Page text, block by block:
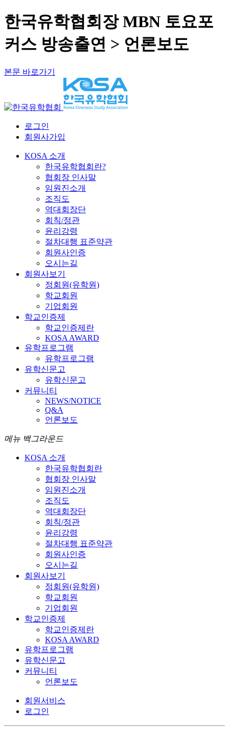
한국유학협회장 MBN 토요포
커스 방송출연 > 언론보도
본문 바로가기
로그인
회원사가입
KOSA 소개
한국유학협회란?
협회장 인사말
임원진소개
조직도
역대회장단
회칙/정관
윤리강령
절차대행 표준약관
회원사인증
오시는길
회원사보기
정회원(유학원)
학교회원
기업회원
학교인증제
학교인증제란
KOSA AWARD
유학프로그램
유학프로그램
유학신문고
유학신문고
커뮤니티
NEWS/NOTICE
Q&A
언론보도
메뉴 백그라운드
KOSA 소개
한국유학협회란
협회장 인사말
임원진소개
조직도
역대회장단
회칙/정관
윤리강령
절차대행 표준약관
회원사인증
오시는길
회원사보기
정회원(유학원)
학교회원
기업회원
학교인증제
학교인증제란
KOSA AWARD
유학프로그램
유학신문고
커뮤니티
언론보도
회원서비스
로그인